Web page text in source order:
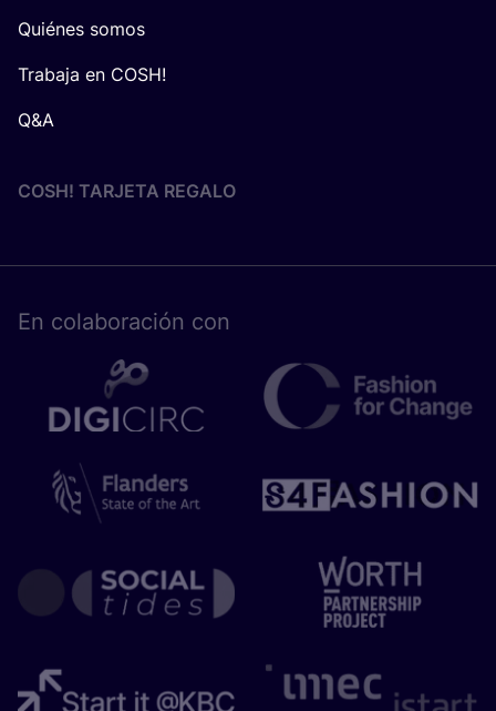
Quiénes somos
Trabaja en COSH!
Q&A
COSH! TARJETA REGALO
En cola­bo­ra­ción con